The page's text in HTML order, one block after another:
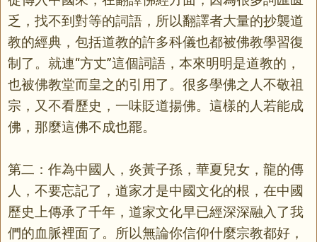
乏，找不到對等的詞語，所以翻譯者大量的抄襲道
教的經典，包括道教的許多科儀也都被佛教學習復
制了。就連“方丈”這個詞語，本來明明是道教的，
也被佛教堂而皇之的引用了。很多學佛之人不敬祖
宗，又不看歷史，一味貶道揚佛。這樣的人若能成
佛，那麼這佛不成也罷。
第二：作為中國人，炎黃子孫，華夏兒女，龍的傳
人，不要忘記了，道家才是中國文化的根，在中國
歷史上傳承了千年，道家文化早已經深深融入了我
們的血脈裡面了。所以無論你信仰什麼宗教都好，